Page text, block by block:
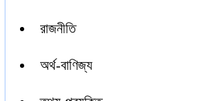
রাজনীতি
অর্থ-বাণিজ্য